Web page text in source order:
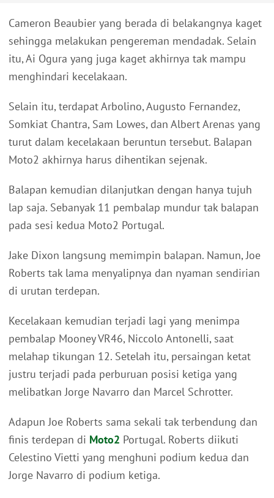
Cameron Beaubier yang berada di belakangnya kaget
sehingga melakukan pengereman mendadak. Selain
itu, Ai Ogura yang juga kaget akhirnya tak mampu
menghindari kecelakaan.
Selain itu, terdapat Arbolino, Augusto Fernandez,
Somkiat Chantra, Sam Lowes, dan Albert Arenas yang
turut dalam kecelakaan beruntun tersebut. Balapan
Moto2 akhirnya harus dihentikan sejenak.
Balapan kemudian dilanjutkan dengan hanya tujuh
lap saja. Sebanyak 11 pembalap mundur tak balapan
pada sesi kedua Moto2 Portugal.
Jake Dixon langsung memimpin balapan. Namun, Joe
Roberts tak lama menyalipnya dan nyaman sendirian
di urutan terdepan.
Kecelakaan kemudian terjadi lagi yang menimpa
pembalap Mooney VR46, Niccolo Antonelli, saat
melahap tikungan 12. Setelah itu, persaingan ketat
justru terjadi pada perburuan posisi ketiga yang
melibatkan Jorge Navarro dan Marcel Schrotter.
Adapun Joe Roberts sama sekali tak terbendung dan
finis terdepan di Moto2 Portugal. Roberts diikuti
Celestino Vietti yang menghuni podium kedua dan
Jorge Navarro di podium ketiga.